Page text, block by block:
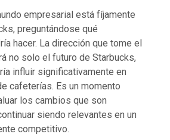
empresarial está fíjamente
preguntándose qué
hacer. La dirección que tome el
no solo el futuro de Starbucks,
influir significativamente en
cafeterías. Es un momento
los cambios que son
siendo relevantes en un
competitivo.